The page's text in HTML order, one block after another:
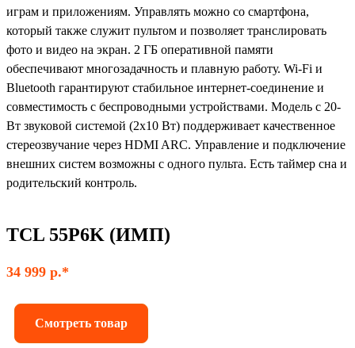
играм и приложениям. Управлять можно со смартфона,
который также служит пультом и позволяет транслировать
фото и видео на экран. 2 ГБ оперативной памяти
обеспечивают многозадачность и плавную работу. Wi-Fi и
Bluetooth гарантируют стабильное интернет-соединение и
совместимость с беспроводными устройствами. Модель с 20-
Вт звуковой системой (2x10 Вт) поддерживает качественное
стереозвучание через HDMI ARC. Управление и подключение
внешних систем возможны с одного пульта. Есть таймер сна и
родительский контроль.
TCL 55P6K (ИМП)
34 999 р.*
Смотреть товар